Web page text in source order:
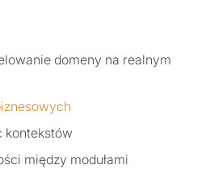
domeny na realnym
kontekstów
między modułami